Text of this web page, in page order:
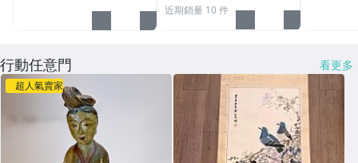
近期銷量 10 件
行動任意門 看更多
超人氣賣家